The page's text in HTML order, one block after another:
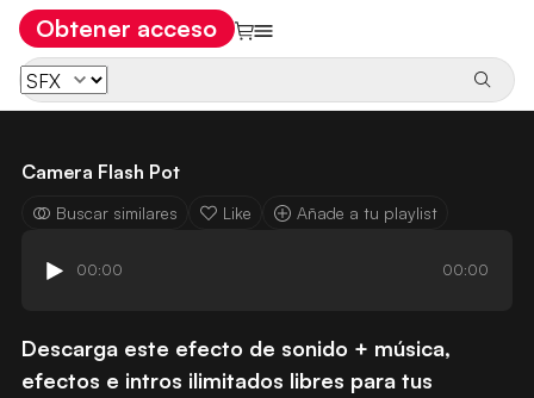
Obtener acceso
Camera Flash Pot
Buscar similares Like Añade a tu playlist
00:00 00:00
Descarga este efecto de sonido + música,
efectos e intros ilimitados libres para tus